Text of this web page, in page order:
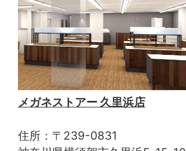
メガネストアー 久里浜店
住所：〒239-0831